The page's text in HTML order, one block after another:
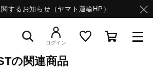
するお知らせ（ヤマト運輸HP）
ログイン
の関連商品